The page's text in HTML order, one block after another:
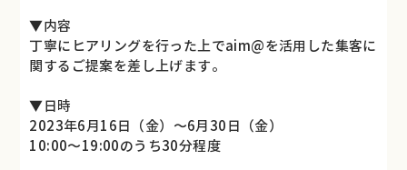
▼内容
丁寧にヒアリングを行った上でaim@を活用した集客に
関するご提案を差し上げます。
▼日時
2023年6月16日（金）〜6月30日（金）
10:00〜19:00のうち30分程度